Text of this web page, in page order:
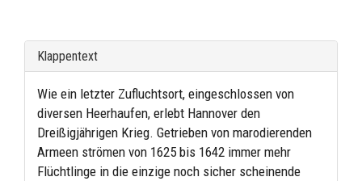
Klappentext
Wie ein letzter Zufluchtsort, eingeschlossen von
diversen Heerhaufen, erlebt Hannover den
Dreißigjährigen Krieg. Getrieben von marodierenden
Armeen strömen von 1625 bis 1642 immer mehr
Flüchtlinge in die einzige noch sicher scheinende